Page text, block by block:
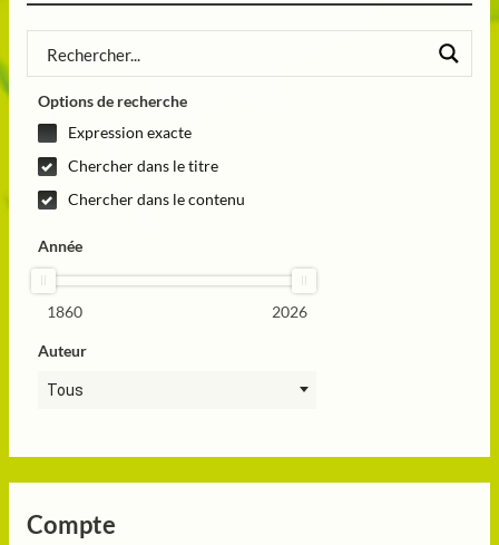
Options de recherche
Expression exacte
Chercher dans le titre
Chercher dans le contenu
Année
1860 2026
Auteur
Tous
Compte